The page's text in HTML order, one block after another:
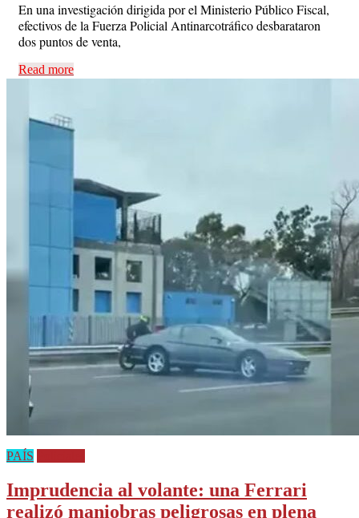
En una investigación dirigida por el Ministerio Público Fiscal,
efectivos de la Fuerza Policial Antinarcotráfico desbarataron
dos puntos de venta,
Read more
PAÍS
Imprudencia al volante: una Ferrari
realizó maniobras peligrosas en plena